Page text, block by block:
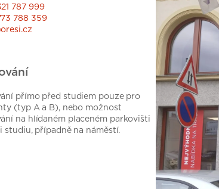
787 999
788 359
přímo před studiem pouze pro
(typ A a B), nebo možnost
na hlídaném placeném parkovišti
studiu, případně na náměstí.